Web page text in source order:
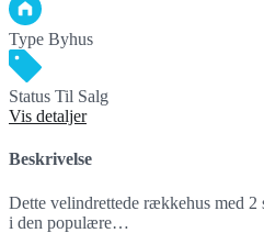
Type Byhus
Status Til Salg
Vis detaljer
Beskrivelse
Dette velindrettede rækkehus med
i den populære…